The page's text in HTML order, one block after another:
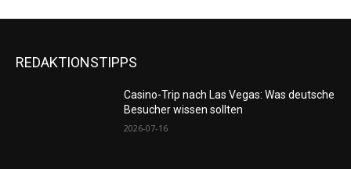
REDAKTIONSTIPPS
Casino-Trip nach Las Vegas: Was deutsche
Besucher wissen sollten
2026-07-16